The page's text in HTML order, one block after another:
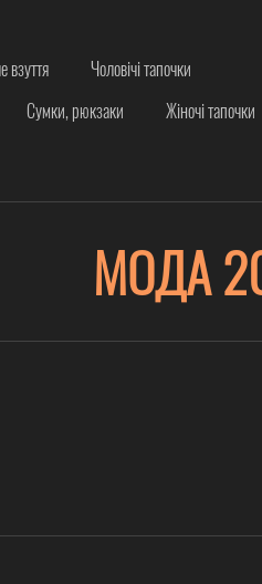
взуття
Чоловічі тапочки
Сумки, рюкзаки
Жіночі тапочки
МОДА